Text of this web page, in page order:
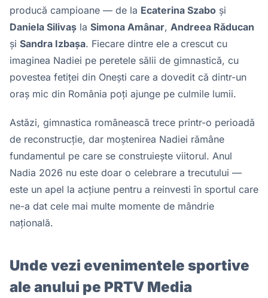
producă campioane — de la Ecaterina Szabo și
Daniela Silivaș la Simona Amânar, Andreea Răducan
și Sandra Izbașa. Fiecare dintre ele a crescut cu
imaginea Nadiei pe peretele sălii de gimnastică, cu
povestea fetiței din Onești care a dovedit că dintr-un
oraș mic din România poți ajunge pe culmile lumii.
Astăzi, gimnastica românească trece printr-o perioadă
de reconstrucție, dar moștenirea Nadiei rămâne
fundamentul pe care se construiește viitorul. Anul
Nadia 2026 nu este doar o celebrare a trecutului —
este un apel la acțiune pentru a reinvesti în sportul care
ne-a dat cele mai multe momente de mândrie
națională.
Unde vezi evenimentele sportive
ale anului pe PRTV Media